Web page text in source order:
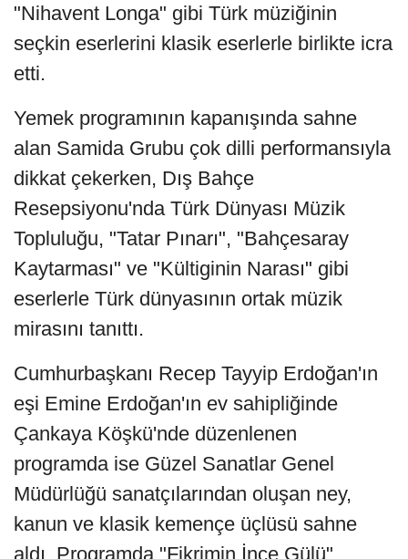
"Nihavent Longa" gibi Türk müziğinin
seçkin eserlerini klasik eserlerle birlikte icra
etti.
Yemek programının kapanışında sahne
alan Samida Grubu çok dilli performansıyla
dikkat çekerken, Dış Bahçe
Resepsiyonu'nda Türk Dünyası Müzik
Topluluğu, "Tatar Pınarı", "Bahçesaray
Kaytarması" ve "Kültiginin Narası" gibi
eserlerle Türk dünyasının ortak müzik
mirasını tanıttı.
Cumhurbaşkanı Recep Tayyip Erdoğan'ın
eşi Emine Erdoğan'ın ev sahipliğinde
Çankaya Köşkü'nde düzenlenen
programda ise Güzel Sanatlar Genel
Müdürlüğü sanatçılarından oluşan ney,
kanun ve klasik kemençe üçlüsü sahne
aldı. Programda "Fikrimin İnce Gülü",